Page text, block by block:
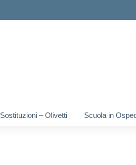
Sostituzioni – Olivetti Scuola in